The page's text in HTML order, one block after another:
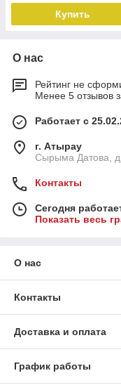
Купить
О нас
Рейтинг не
Менее 5 отзывов
Работает с
г. Атырау
Сырыма Датова,
Контакты
Сегодня
Показать весь
О нас
Контакты
Доставка и оплата
График работы